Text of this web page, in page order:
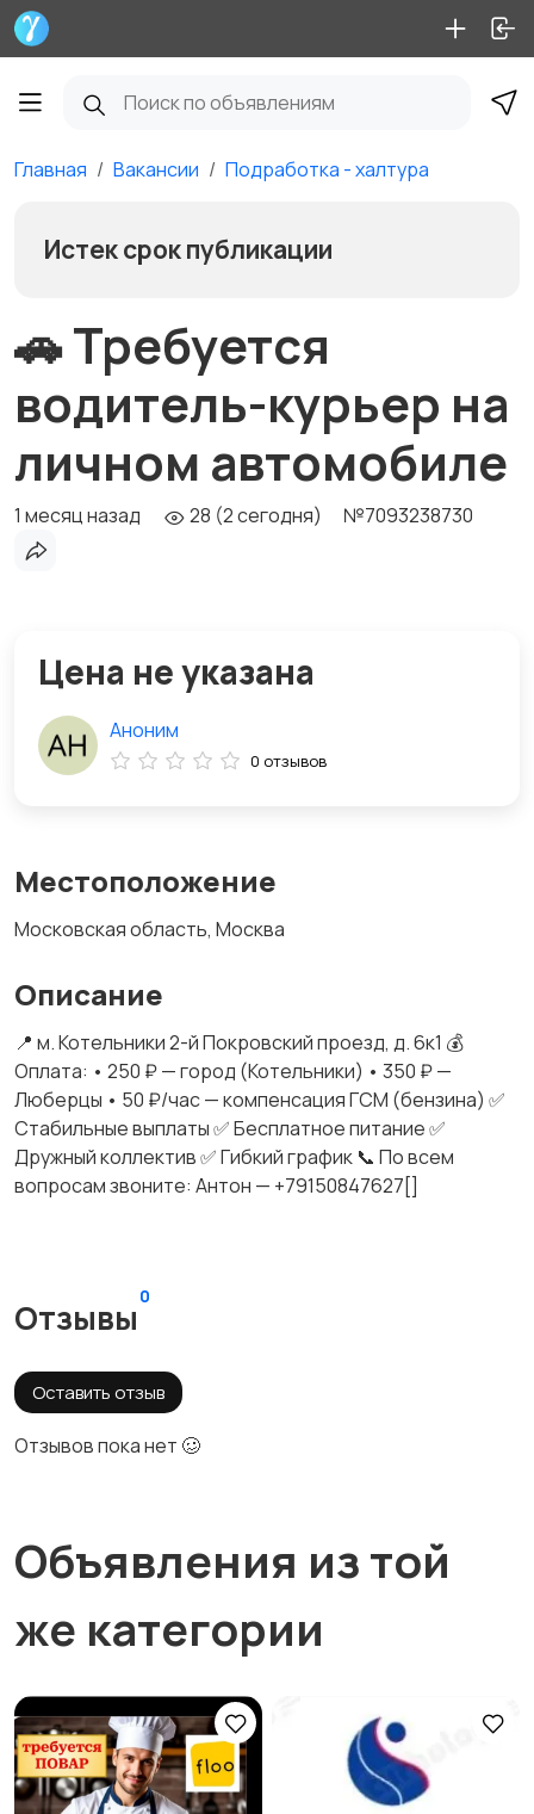
Главная Вакансии Подработка - халтура
Истек срок публикации
🚗 Требуется
водитель-курьер на
личном автомобиле
1 месяц назад 28 (2 сегодня) №7093238730
Местоположение
Московская область, Москва
Описание
📍 м. Котельники 2-й Покровский проезд, д. 6к1 💰
Оплата: • 250 ₽ — город (Котельники) • 350 ₽ —
Люберцы • 50 ₽/час — компенсация ГСМ (бензина) ✅
Стабильные выплаты ✅ Бесплатное питание ✅
Дружный коллектив ✅ Гибкий график 📞 По всем
вопросам звоните: Антон — +79150847627[]
Отзывы
0
Оставить отзыв
Отзывов пока нет 🥴
Цена не указана
Аноним
0 отзывов
Объявления из той
же категории